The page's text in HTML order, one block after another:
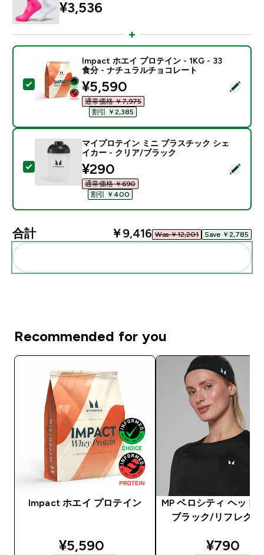
¥3,536‎
この商品を選択 - Impact ホエイ プロテイン - 1KG -
Impact ホエイ プロテイン - 1KG - 33
食分 - ナチュラルチョコレート
discounted price
¥5,590‎
通常価格 ￥7,975‎
割引 ￥2,385‎
この商品を選択 - マイプロテイン ミニ プラスチック
マイプロテイン ミニ プラスチック シェ
イカー - クリア/ブラック
discounted price
¥290‎
通常価格 ￥690‎
割引 ￥400‎
合計 ￥9,416‎ Was ￥12,201‎ Save ￥2,785‎
Recommended for you
Impact ホエイ プロテイン
discounted price
¥5,590‎
MP ベロシティ ヘッド
ブラック/リフレクテ
¥790‎